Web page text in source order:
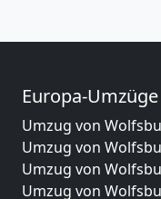
Europa-Umzüge
Umzug von
Umzug von
Umzug von
Umzug von